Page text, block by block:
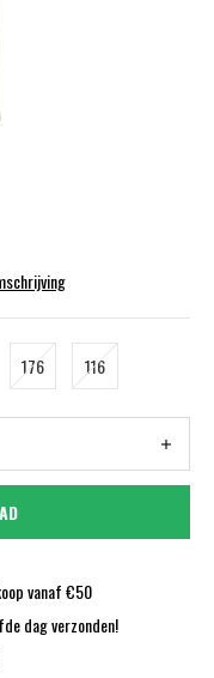
176 116
vanaf €50
dag verzonden!